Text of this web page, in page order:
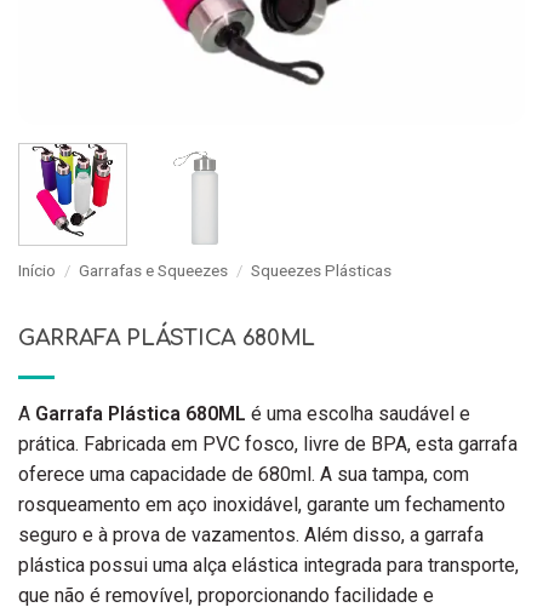
Início / Garrafas e Squeezes / Squeezes Plásticas
GARRAFA PLÁSTICA 680ML
A Garrafa Plástica 680ML é uma escolha saudável e
prática. Fabricada em PVC fosco, livre de BPA, esta garrafa
oferece uma capacidade de 680ml. A sua tampa, com
rosqueamento em aço inoxidável, garante um fechamento
seguro e à prova de vazamentos. Além disso, a garrafa
plástica possui uma alça elástica integrada para transporte,
que não é removível, proporcionando facilidade e